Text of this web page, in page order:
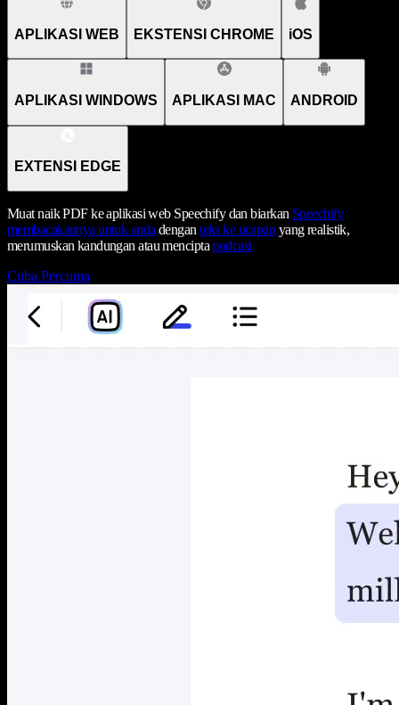
APLIKASI WEB EKSTENSI CHROME iOS
APLIKASI WINDOWS APLIKASI MAC ANDROID
EXTENSI EDGE
Muat naik PDF ke aplikasi web Speechify dan biarkan Speechify
membacakannya untuk anda denganteks ke ucapan yang realistik,
merumuskan kandungan atau menciptapodcast
Cuba Percuma